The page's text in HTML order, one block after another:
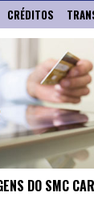
CRÉDITOS
DO SMC